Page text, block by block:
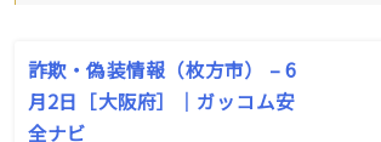
詐欺・偽装情報（枚方市） – 6
月2日［大阪府］｜ガッコム安
全ナビ